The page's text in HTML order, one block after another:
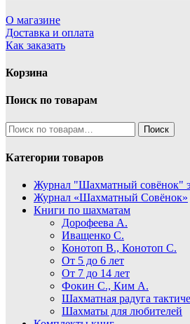
О магазине
Доставка и оплата
Как заказать
Корзина
Поиск по товарам
Искать: Поиск
Категории товаров
Журнал "Шахматный совёнок"
Журнал «Шахматный Совёнок»
Книги по шахматам
Дорофеева А.
Иващенко С.
Конотоп В., Конотоп С.
От 5 до 6 лет
От 7 до 14 лет
Фокин С., Ким А.
Шахматная радуга
Шахматы для любителей